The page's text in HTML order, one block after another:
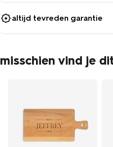
altijd tevreden garantie
misschien vind je